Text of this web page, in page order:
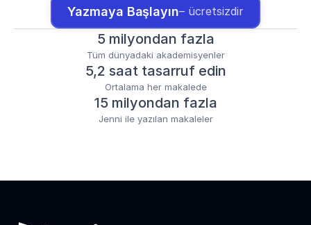
Yazmaya Başlayın– ücretsizdir
5 milyondan fazla
Tüm dünyadaki akademisyenler
5,2 saat tasarruf edin
Ortalama her makalede
15 milyondan fazla
Jenni ile yazılan makaleler